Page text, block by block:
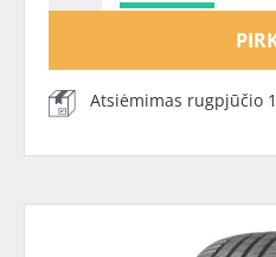
Atsiėmimas rugpjūčio